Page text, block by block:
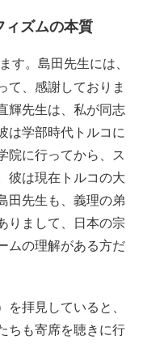
ィズムの本質
す。島田先生には、
て、感謝しておりま
輝先生は、私が同志
は学部時代トルコに
院に行ってから、ス
彼は現在トルコの大
田先生も、義理の弟
りまして、日本の宗
ムの理解がある方だ
拝見していると、
ちも寄席を聴きに行